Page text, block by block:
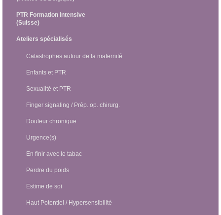
PTR Formation intensive
(Suisse)
Ateliers spécialisés
Catastrophes autour de la maternité
Enfants et PTR
Sexualité et PTR
Finger signaling / Prép. op. chirurg.
Douleur chronique
Urgence(s)
En finir avec le tabac
Perdre du poids
Estime de soi
Haut Potentiel / Hypersensibilité